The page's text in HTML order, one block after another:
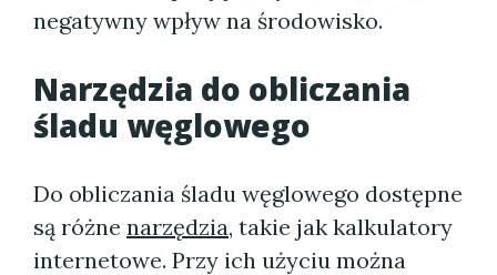
negatywny wpływ na środowisko.
Narzędzia do obliczania
śladu węglowego
Do obliczania śladu węglowego dostępne
są różne narzędzia, takie jak kalkulatory
internetowe. Przy ich użyciu można